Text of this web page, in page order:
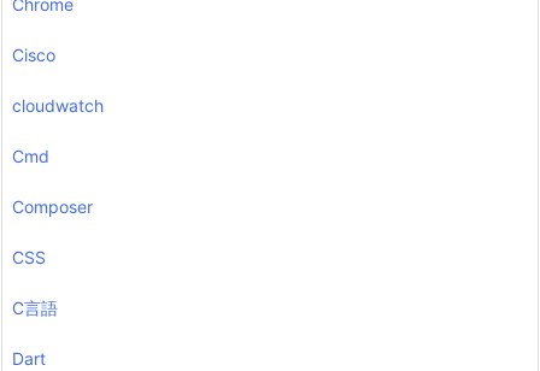
Chrome
Cisco
cloudwatch
Cmd
Composer
CSS
C言語
Dart